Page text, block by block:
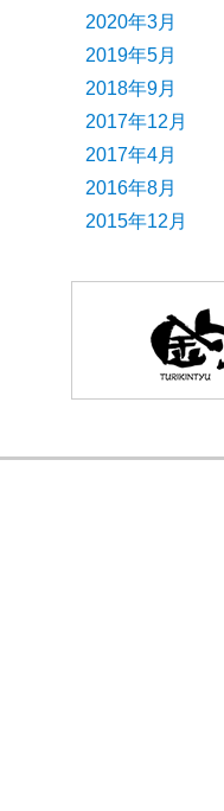
2020年3月
2019年5月
2018年9月
2017年12月
2017年4月
2016年8月
2015年12月